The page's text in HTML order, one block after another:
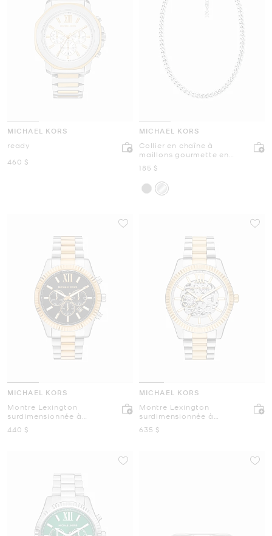
MICHAEL KORS
ready
maintenant
460 $
MICHAEL KORS
Collier en chaîne à
maillons gourmette en
laiton à placage en métal
précieux
maintenant
185 $
MICHAEL KORS
Montre Lexington
surdimensionnée à
deux tons
maintenant
440 $
MICHAEL KORS
Montre Lexington
surdimensionnée à
deux tons
maintenant
635 $